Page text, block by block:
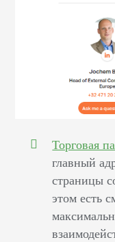
Торговая
главный
страницы
этом есть